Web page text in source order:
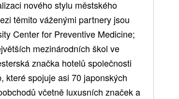
nového stylu městského
těmito váženými partnery jsou
Center for Preventive Medicine;
mezinárodních škol ve
značka hotelů společnosti
které spojuje asi 70 japonských
včetně luxusních značek a